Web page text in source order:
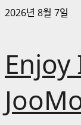
콘
로
바
기
2026년 8월 7일
Enjoy